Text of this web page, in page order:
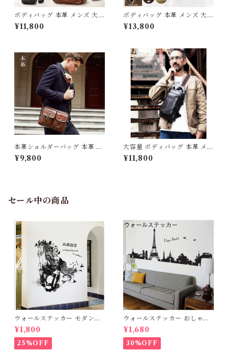
ボディバッグ 本革 メンズ 大容
量 レザー 小さめ 革 ワンショ
ルダーバッグ 斜めがけ かっこ
dmini ボディーバッグ バック
カバン 鞄 かばん 大きめ 旅行
アウトドア ギフト プレゼント
父の日 3Qee 351025_ee
¥11,800
ボディバッグ 本革 メンズ 大容
量 iPad対応 斜めがけ ワンシ
ョルダーバッグ 厚手牛革 オイ
学 通勤 クリスマス ギフト プ
レゼント 父の日 送料無料
¥13,800
本革ショルダーバッグ 本革 大
容量 メンズ 牛革 オイルレザー
アウトドア 旅行 レジャー 本革
¥9,800
大容量 ボディバッグ 本革 メン
ズ ワンショルダー 斜めがけ バ
ッグ 厚手牛革 オイルレザー i
¥11,800
セール中の商品
ウォールステッカー モダンホ
ース 台紙60×90cm 壁紙 シー
ル 賃貸OK はがせる 剥がせる
DIY 模様替え インテリア 送
料無料
¥1,800
25%OFF
ウォールステッカー おしゃれ
エッフェル塔 モノトーンパリ
の夜景 シール 賃貸OK はがせ
る DIY 模様替え インテリア
フランス 仏国 巴里 エッフェル
¥1,680
30%OFF